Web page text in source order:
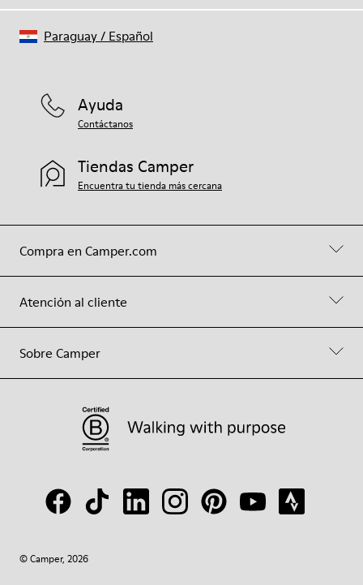
Compra en Camper.com
Atención al cliente
Sobre Camper
Ayuda
Contáctanos
Tiendas Camper
Encuentra tu tienda más cercana
© Camper, 2026
Paraguay/ Español